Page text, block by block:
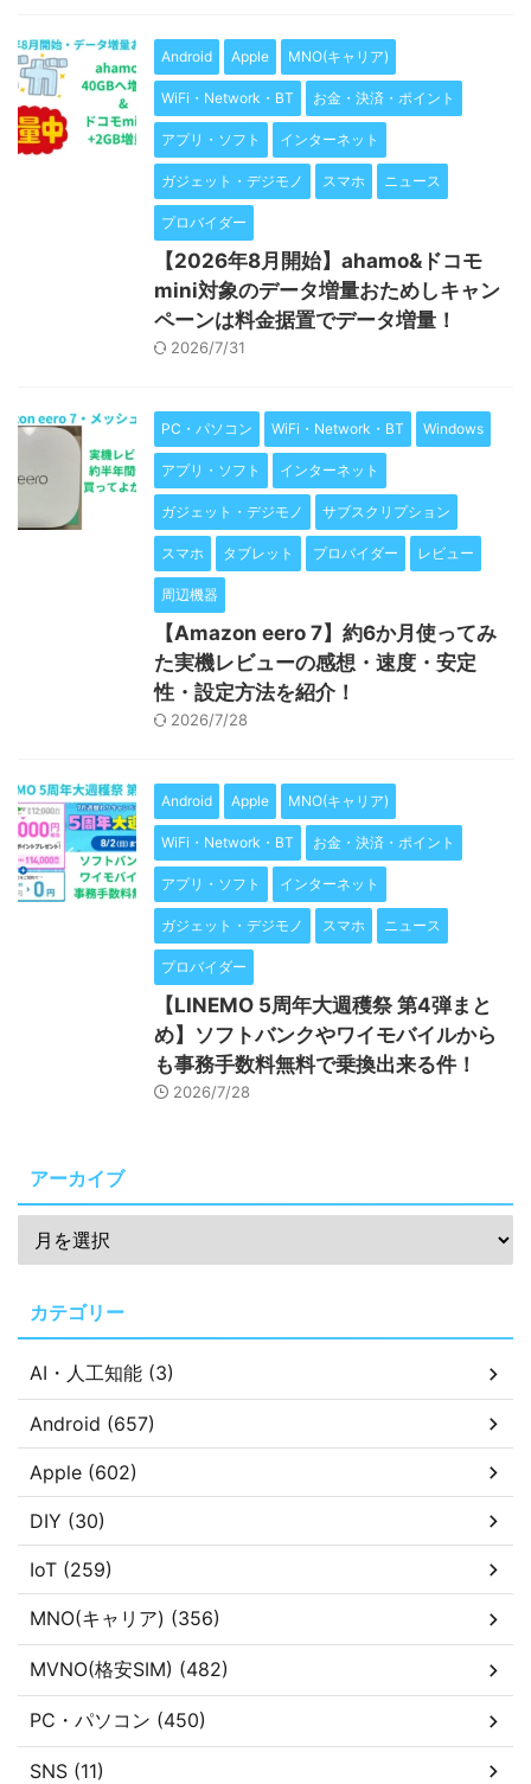
Android Apple MNO(キャリア)
WiFi・Network・BT お金・決済・ポイント
アプリ・ソフト インターネット
ガジェット・デジモノ スマホ ニュース
プロバイダー
【2026年8月開始】ahamo&ドコモ
mini対象のデータ増量おためしキャン
ペーンは料金据置でデータ増量！
2026/7/31
PC・パソコン WiFi・Network・BT Windows
アプリ・ソフト インターネット
ガジェット・デジモノ サブスクリプション
スマホ タブレット プロバイダー レビュー
周辺機器
【Amazon eero 7】約6か月使ってみ
た実機レビューの感想・速度・安定
性・設定方法を紹介！
2026/7/28
Android Apple MNO(キャリア)
WiFi・Network・BT お金・決済・ポイント
アプリ・ソフト インターネット
ガジェット・デジモノ スマホ ニュース
プロバイダー
【LINEMO 5周年大週穫祭 第4弾まと
め】ソフトバンクやワイモバイルから
も事務手数料無料で乗換出来る件！
2026/7/28
アーカイブ
カテゴリー
AI・人工知能 (3)
Android (657)
Apple (602)
DIY (30)
IoT (259)
MNO(キャリア) (356)
MVNO(格安SIM) (482)
PC・パソコン (450)
SNS (11)